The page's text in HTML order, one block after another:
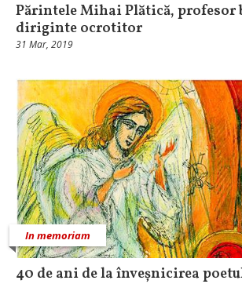
Părintele Mihai Plătică, profesor
diriginte ocrotitor
31 Mar, 2019
In memoriam
40 de ani de la înveșnicirea